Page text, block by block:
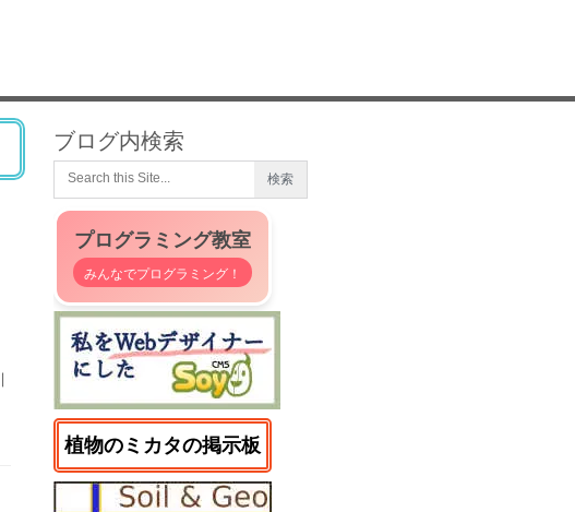
ブログ内検索
プログラミング教室
みんなでプログラミング！
植物のミカタの掲示板